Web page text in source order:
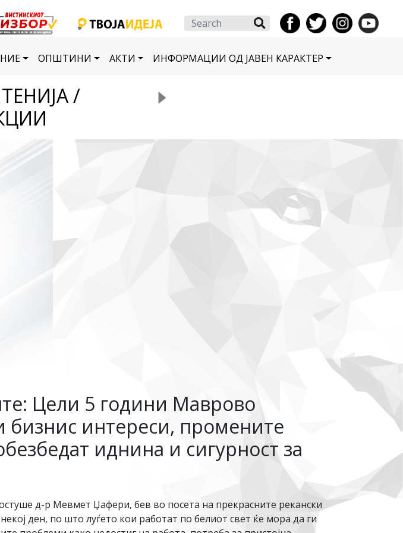
Search
ОПШТИНИ АКТИ ИНФОРМАЦИИ ОД ЈАВЕН КАРАКТЕР
/
Цели 5 години Маврово
бизнис интереси, промените
иднина и сигурност за
д-р Мевмет Џафери, бев во посета на прекрасните рекански
ден, по што луѓето кои работат по белиот свет ќе мора да ги